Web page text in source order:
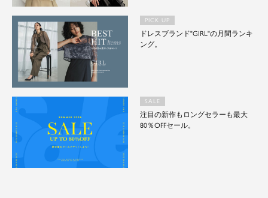
PICK UP
ドレスブランド"GIRL"の月間ランキ
ング。
SALE
注目の新作もロングセラーも最大
80％OFFセール。